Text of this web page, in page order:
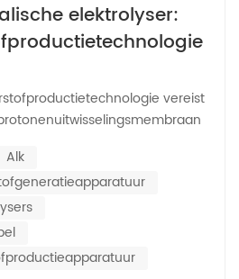
elektrolyser:
voor uw
vereist
vele factoren. De volgende
maken van een beslissing:I.
Stroomdi...
Alk